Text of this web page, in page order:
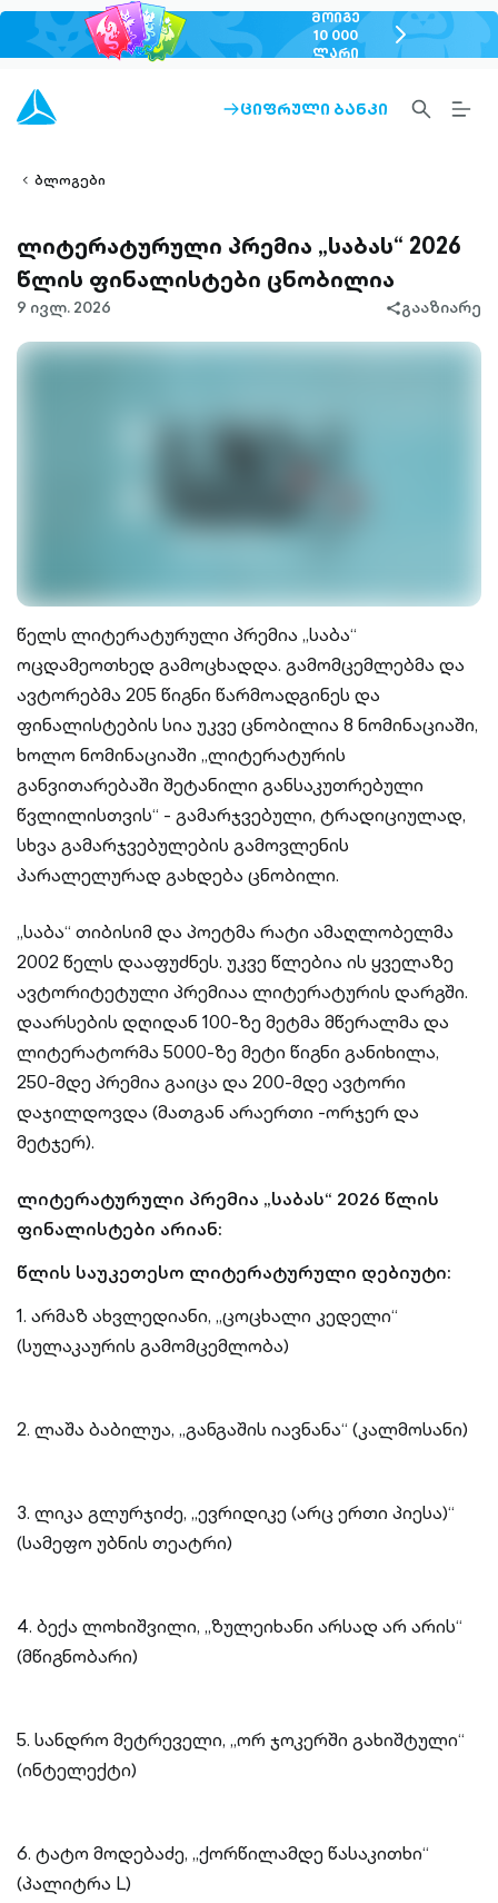
ᲛᲝᲘᲒᲔ
10 000
ᲚᲐᲠᲘ
chevron-
right-
ARROW-
ᲪᲘᲤᲠᲣᲚᲘ ᲑᲐᲜᲙᲘ
SEARCH-
OUTLINED
ბლოგები
ლიტერატურული პრემია „საბას“ 2026
წლის ფინალისტები ცნობილია
9 ივლ. 2026
share-
გააზიარე
წელს ლიტერატურული პრემია „საბა“
ოცდამეოთხედ გამოცხადდა. გამომცემლებმა და
ავტორებმა 205 წიგნი წარმოადგინეს და
ფინალისტების სია უკვე ცნობილია 8 ნომინაციაში,
ხოლო ნომინაციაში „ლიტერატურის
განვითარებაში შეტანილი განსაკუთრებული
წვლილისთვის“ - გამარჯვებული, ტრადიციულად,
სხვა გამარჯვებულების გამოვლენის
პარალელურად გახდება ცნობილი.
„საბა“ თიბისიმ და პოეტმა რატი ამაღლობელმა
2002 წელს დააფუძნეს. უკვე წლებია ის ყველაზე
ავტორიტეტული პრემიაა ლიტერატურის დარგში.
დაარსების დღიდან 100-ზე მეტმა მწერალმა და
ლიტერატორმა 5000-ზე მეტი წიგნი განიხილა,
250-მდე პრემია გაიცა და 200-მდე ავტორი
დაჯილდოვდა (მათგან არაერთი -ორჯერ და
მეტჯერ).
ლიტერატურული პრემია „საბას“ 2026 წლის
ფინალისტები არიან:
წლის საუკეთესო ლიტერატურული დებიუტი:
1. არმაზ ახვლედიანი, „ცოცხალი კედელი“
(სულაკაურის გამომცემლობა)
2. ლაშა ბაბილუა, „განგაშის იავნანა“ (კალმოსანი)
3. ლიკა გლურჯიძე, „ევრიდიკე (არც ერთი პიესა)“
(სამეფო უბნის თეატრი)
4. ბექა ლოხიშვილი, „ზულეიხანი არსად არ არის“
(მწიგნობარი)
5. სანდრო მეტრეველი, „ორ ჯოკერში გახიშტული“
(ინტელექტი)
6. ტატო მოდებაძე, „ქორწილამდე წასაკითხი“
(პალიტრა L)